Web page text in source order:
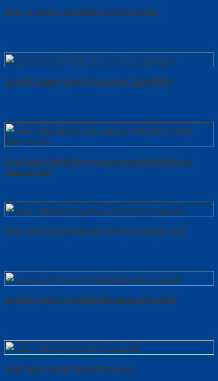
Cửa Gỗ Chống Cháy MDF P1R4-C1-a-SGD
Cửa Gỗ Chống Cháy 2P Sơn Xám Trắng-SGD
Cửa Thép Chống Cháy 1 canh o kinh thanh thoat
hiem-a-SGD
Cửa Thép Chống Cháy 2P 2 tay co thuy luc-SGD
Cửa Gỗ Chống Cháy MDF Melamine P1-a-SGD
Cửa Thép Chống Cháy 2P1G2-SGD